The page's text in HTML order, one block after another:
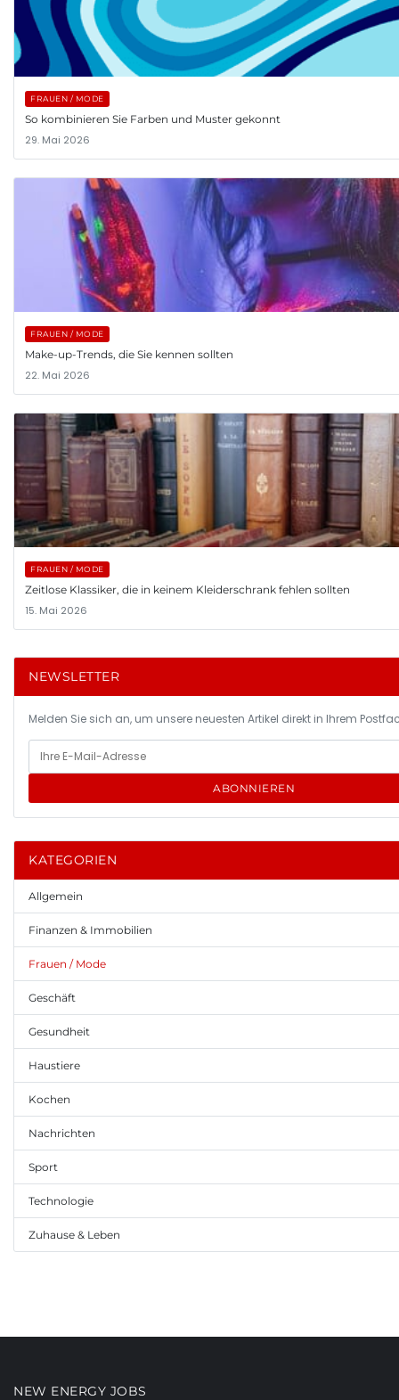
FRAUEN / MODE
So kombinieren Sie Farben und Muster gekonnt
29. Mai 2026
FRAUEN / MODE
Make-up-Trends, die Sie kennen sollten
22. Mai 2026
FRAUEN / MODE
Zeitlose Klassiker, die in keinem Kleiderschrank fehlen sollten
15. Mai 2026
NEWSLETTER
Melden Sie sich an, um unsere neuesten Artikel direkt in Ihrem
ABONNIEREN
KATEGORIEN
Allgemein
Finanzen & Immobilien
Frauen / Mode
Geschäft
Gesundheit
Haustiere
Kochen
Nachrichten
Sport
Technologie
Zuhause & Leben
NEW ENERGY JOBS